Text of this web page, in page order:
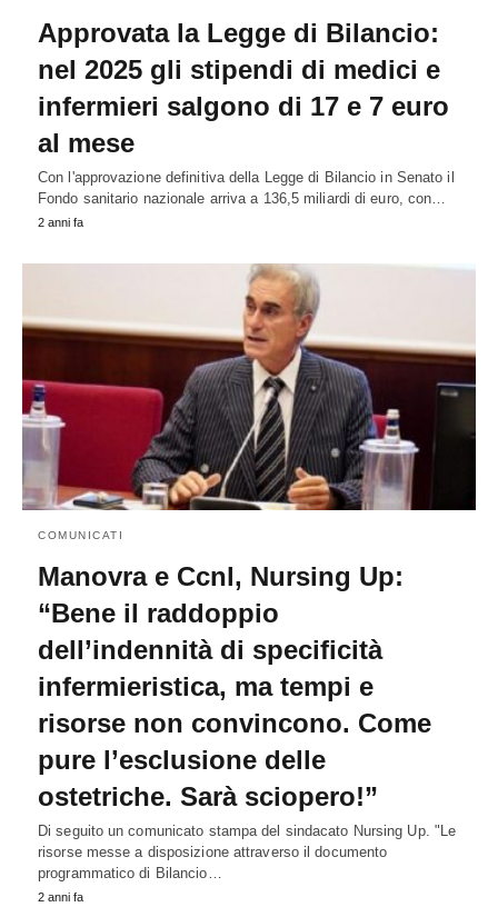
Approvata la Legge di Bilancio:
nel 2025 gli stipendi di medici e
infermieri salgono di 17 e 7 euro
al mese
Con l'approvazione definitiva della Legge di Bilancio in Senato il
Fondo sanitario nazionale arriva a 136,5 miliardi di euro, con…
2 anni fa
COMUNICATI
Manovra e Ccnl, Nursing Up:
“Bene il raddoppio
dell’indennità di specificità
infermieristica, ma tempi e
risorse non convincono. Come
pure l’esclusione delle
ostetriche. Sarà sciopero!”
Di seguito un comunicato stampa del sindacato Nursing Up. "Le
risorse messe a disposizione attraverso il documento
programmatico di Bilancio…
2 anni fa